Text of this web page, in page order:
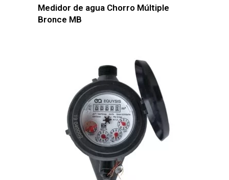
Medidor de agua Chorro Múltiple
Bronce MB